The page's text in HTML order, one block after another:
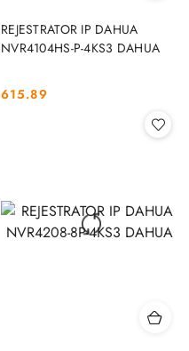
REJESTRATOR IP DAHUA
NVR4104HS-P-4KS3 DAHUA
Cena:
615.89